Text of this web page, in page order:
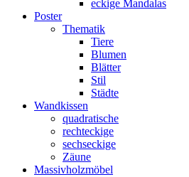
eckige Mandalas
Poster
Thematik
Tiere
Blumen
Blätter
Stil
Städte
Wandkissen
quadratische
rechteckige
sechseckige
Zäune
Massivholzmöbel